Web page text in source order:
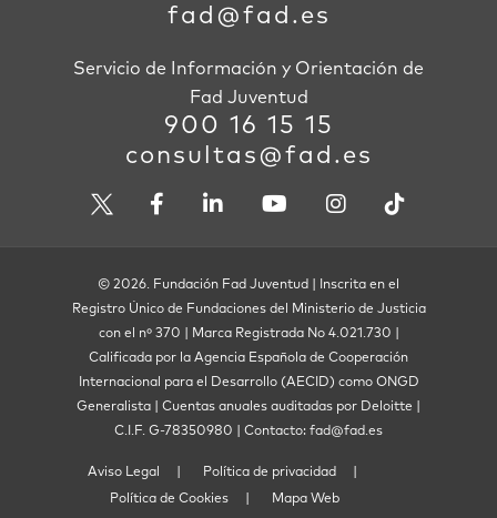
fad@fad.es
Servicio de Información y Orientación de
Fad Juventud
900 16 15 15
consultas@fad.es
© 2026. Fundación Fad Juventud | Inscrita en el
Registro Único de Fundaciones del Ministerio de Justicia
con el nº 370 | Marca Registrada No 4.021.730 |
Calificada por la Agencia Española de Cooperación
Internacional para el Desarrollo (AECID) como ONGD
Generalista | Cuentas anuales auditadas por Deloitte |
C.I.F. G-78350980 | Contacto: fad@fad.es
Aviso Legal
Política de privacidad
Política de Cookies
Mapa Web